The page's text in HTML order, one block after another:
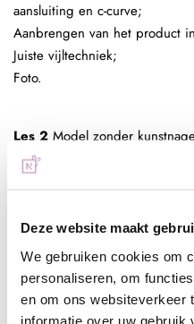
Deze website maakt
We gebruiken cookies om
personaliseren, om
en om ons websiteverkeer
informatie over uw gebruik
aansluiting en c-curve;
Aanbrengen van het product
Juiste vijltechniek;
Foto.
Les 2 Model zonder
voorbereiding van de
aansluiting en c-curve;
Aanbrengen van het product
Juiste vijltechniek;
Foto.